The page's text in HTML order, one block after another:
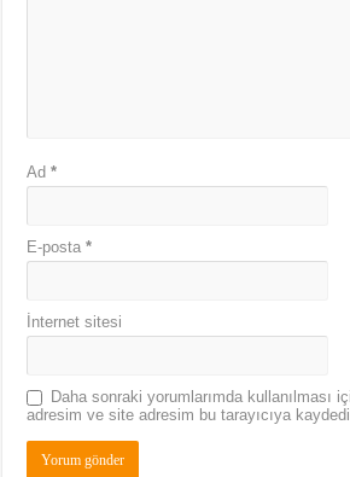
Ad*
E-posta*
İnternet sitesi
Daha sonraki yorumlarımda kullanılması
adresim ve site adresim bu tarayıcıya